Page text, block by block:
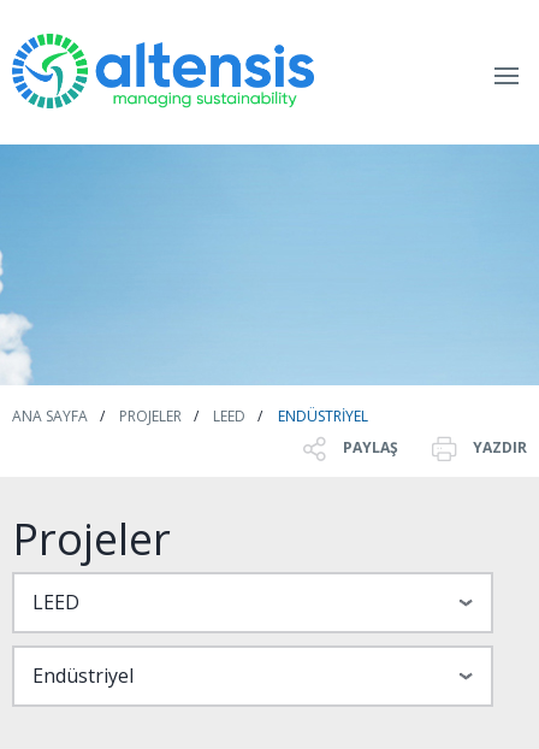
ANA SAYFA PROJELER LEED
ENDÜSTRIYEL
PAYLAŞ
YAZDIR
Projeler